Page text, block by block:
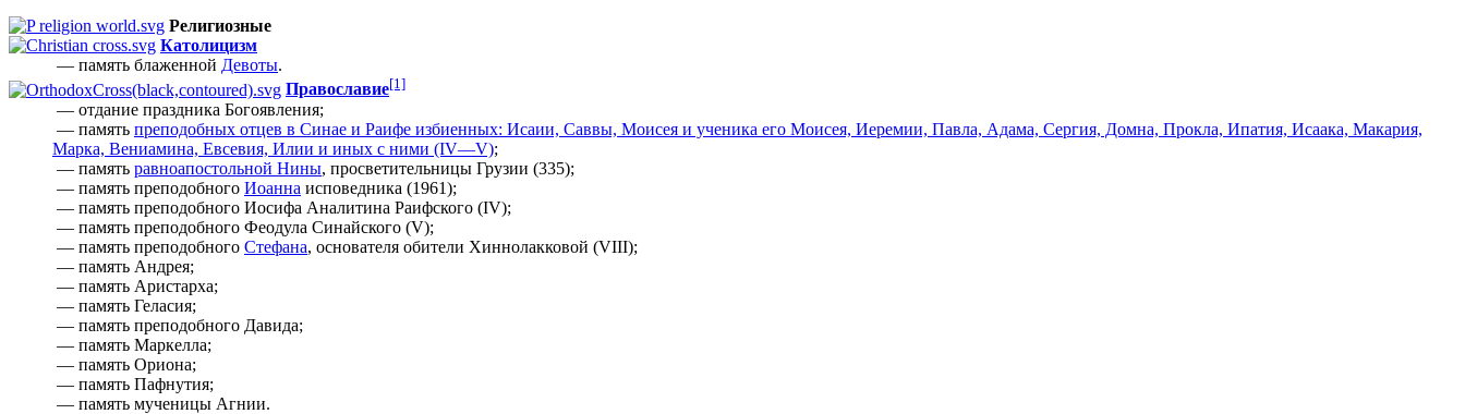
Религиозные
Католицизм
— память блаженной Девоты.
Православие[1]
— отдание праздника Богоявления;
— память преподобных отцев в Синае и Раифе избиенных: Исаии, Саввы, Моисея и ученика его Моисея, Иеремии, Павла, Адама, Сергия, Домна, Прокла, Ипатия, Исаака, Макария,
Марка, Вениамина, Евсевия, Илии и иных с ними (IV—V);
— память равноапостольной Нины, просветительницы Грузии (335);
— память преподобного Иоанна исповедника (1961);
— память преподобного Иосифа Аналитина Раифского (IV);
— память преподобного Феодула Синайского (V);
— память преподобного Стефана, основателя обители Хиннолакковой (VIII);
— память Андрея;
— память Аристарха;
— память Геласия;
— память преподобного Давида;
— память Маркелла;
— память Ориона;
— память Пафнутия;
— память мученицы Агнии.